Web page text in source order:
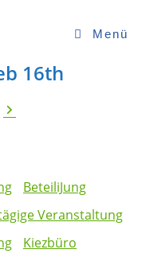
Menü
16th
Weiter
BeteiliJung
Veranstaltung
Kiezbüro